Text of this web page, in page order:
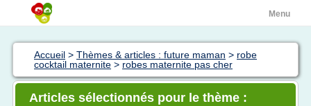
Menu
Accueil > Thèmes & articles : future maman > robe
cocktail maternite > robes maternite pas cher
Articles sélectionnés pour le thème :